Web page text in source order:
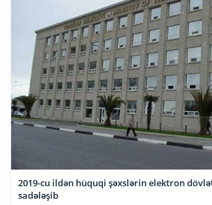
2019-cu ildən hüquqi şəxslərin elektron
sadələşib